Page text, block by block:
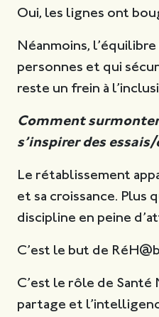
Oui, les lignes ont
Néanmoins,
personnes et qui
reste un frein à
Comment surmonter
s’inspirer des
Le rétablissement
et sa croissance. Plus
discipline en peine
C’est le but de
C’est le rôle de Santé
partage et